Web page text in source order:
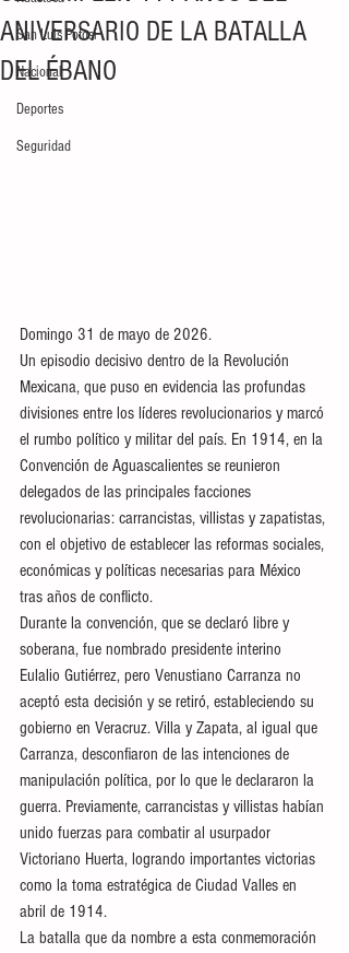
San Luis Potosí
Nacional
Deportes
Seguridad
ANIVERSARIO DE LA BATALLA
DEL ÉBANO
Domingo 31 de mayo de 2026.
Un episodio decisivo dentro de la Revolución
Mexicana, que puso en evidencia las profundas
divisiones entre los líderes revolucionarios y marcó
el rumbo político y militar del país. En 1914, en la
Convención de Aguascalientes se reunieron
delegados de las principales facciones
revolucionarias: carrancistas, villistas y zapatistas,
con el objetivo de establecer las reformas sociales,
económicas y políticas necesarias para México
tras años de conflicto.
Durante la convención, que se declaró libre y
soberana, fue nombrado presidente interino
Eulalio Gutiérrez, pero Venustiano Carranza no
aceptó esta decisión y se retiró, estableciendo su
gobierno en Veracruz. Villa y Zapata, al igual que
Carranza, desconfiaron de las intenciones de
manipulación política, por lo que le declararon la
guerra. Previamente, carrancistas y villistas habían
unido fuerzas para combatir al usurpador
Victoriano Huerta, logrando importantes victorias
como la toma estratégica de Ciudad Valles en
abril de 1914.
La batalla que da nombre a esta conmemoración